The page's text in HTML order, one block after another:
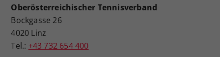
Oberösterreichischer Tennisverband
Bockgasse 26
4020 Linz
Tel.: +43 732 654 400